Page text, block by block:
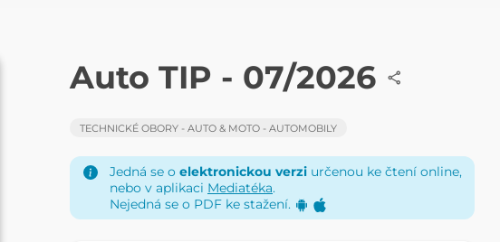
ČASOPIS
Auto TIP - 07/2026
TECHNICKÉ OBORY - AUTO & MOTO - AUTOMOBILY
Jedná se o elektronickou verzi určenou ke čtení online,
nebo v aplikaci Mediatéka.
Nejedná se o PDF ke stažení.